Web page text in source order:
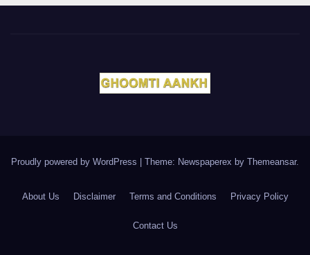
Proudly powered by WordPress | Theme: Newspaperex by Themeansar.
About Us Disclaimer Terms and Conditions Privacy Policy
Contact Us